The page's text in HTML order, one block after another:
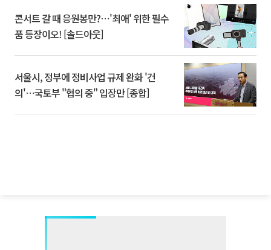
콘서트 갈 때 응원봉만?⋯'최애' 위한 필수
품 등장이오! [솔드아웃]
서울시, 정부에 정비사업 규제 완화 '건
의'⋯국토부 "협의 중" 입장만 [종합]